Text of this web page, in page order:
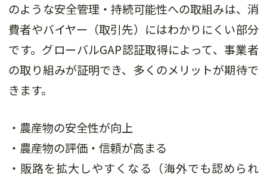
のような安全管理・持続可能性への取組みは、消
費者やバイヤー（取引先）にはわかりにくい部分
です。グローバルGAP認証取得によって、事業者
の取り組みが証明でき、多くのメリットが期待で
きます。
・農産物の安全性が向上
・農産物の評価・信頼が高まる
・販路を拡大しやすくなる（海外でも認められ